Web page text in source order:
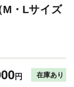
M・Lサイズ
円 在庫あり